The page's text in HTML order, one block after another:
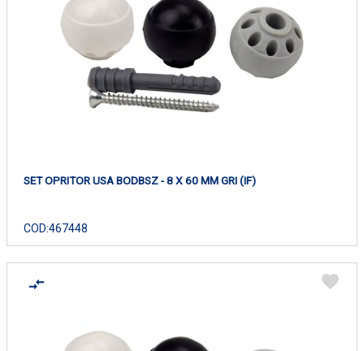
SET OPRITOR USA BODBSZ - 8 X 60 MM GRI (IF)
COD:467448